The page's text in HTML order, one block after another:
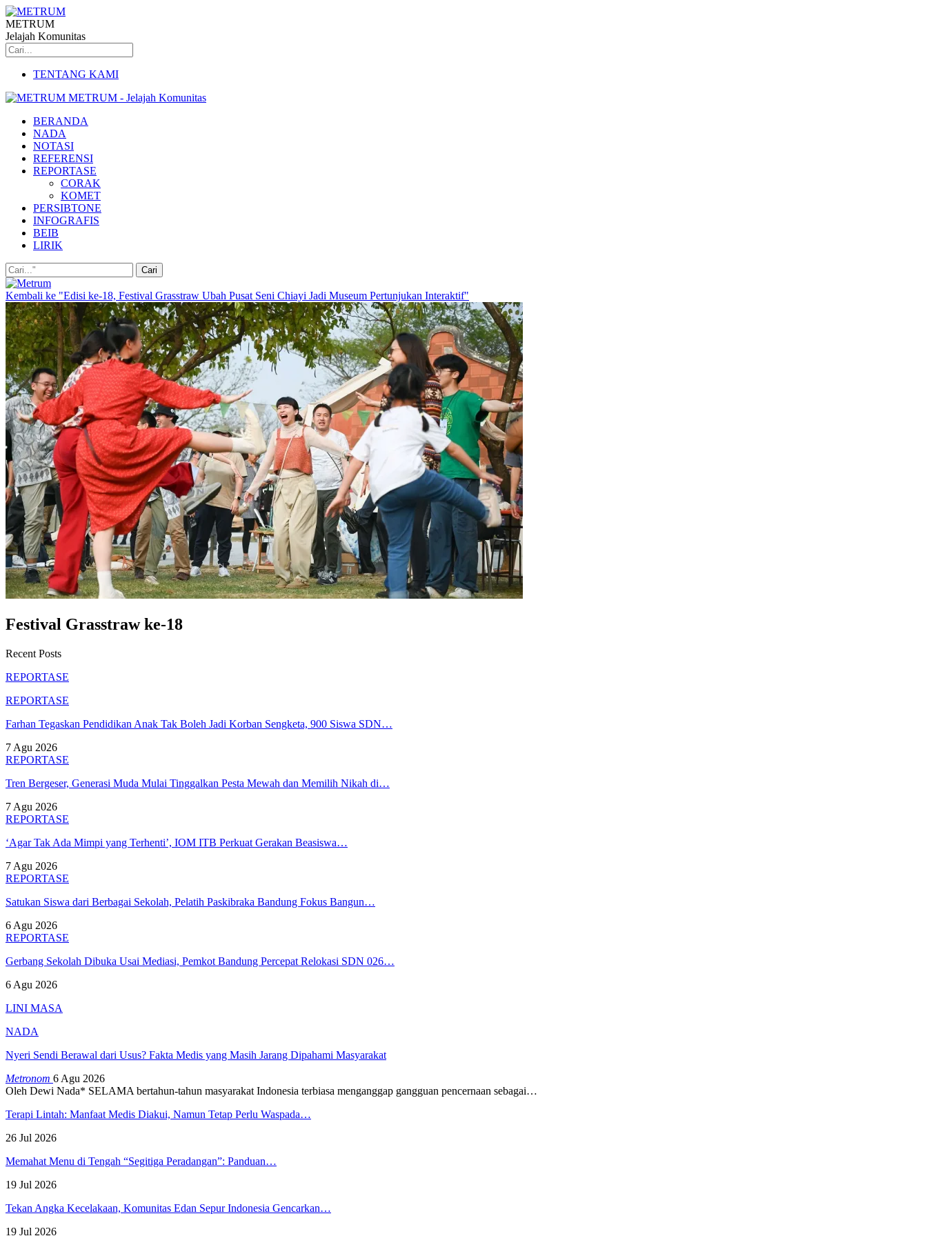
METRUM
Jelajah Komunitas
TENTANG KAMI
METRUM - Jelajah Komunitas
BERANDA
NADA
NOTASI
REFERENSI
REPORTASE
CORAK
KOMET
PERSIBTONE
INFOGRAFIS
BEIB
LIRIK
Kembali ke "Edisi ke-18, Festival Grasstraw Ubah Pusat Seni Chiayi Jadi Museum Pertunjukan Interaktif"
Festival Grasstraw ke-18
Recent Posts
REPORTASE
REPORTASE
Farhan Tegaskan Pendidikan Anak Tak Boleh Jadi Korban Sengketa, 900 Siswa SDN…
7 Agu 2026
REPORTASE
Tren Bergeser, Generasi Muda Mulai Tinggalkan Pesta Mewah dan Memilih Nikah di…
7 Agu 2026
REPORTASE
‘Agar Tak Ada Mimpi yang Terhenti’, IOM ITB Perkuat Gerakan Beasiswa…
7 Agu 2026
REPORTASE
Satukan Siswa dari Berbagai Sekolah, Pelatih Paskibraka Bandung Fokus Bangun…
6 Agu 2026
REPORTASE
Gerbang Sekolah Dibuka Usai Mediasi, Pemkot Bandung Percepat Relokasi SDN 026…
6 Agu 2026
LINI MASA
NADA
Nyeri Sendi Berawal dari Usus? Fakta Medis yang Masih Jarang Dipahami Masyarakat
Metronom 6 Agu 2026
Oleh Dewi Nada* SELAMA bertahun-tahun masyarakat Indonesia terbiasa menganggap gangguan pencernaan sebagai…
Terapi Lintah: Manfaat Medis Diakui, Namun Tetap Perlu Waspada…
26 Jul 2026
Memahat Menu di Tengah “Segitiga Peradangan”: Panduan…
19 Jul 2026
Tekan Angka Kecelakaan, Komunitas Edan Sepur Indonesia Gencarkan…
19 Jul 2026